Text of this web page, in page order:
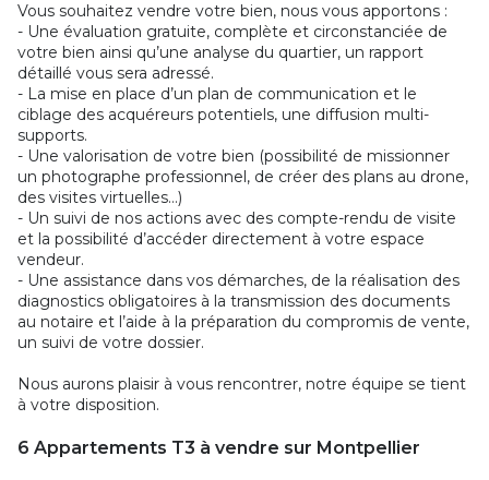
Vous souhaitez vendre votre bien, nous vous apportons :
- Une évaluation gratuite, complète et circonstanciée de
votre bien ainsi qu’une analyse du quartier, un rapport
détaillé vous sera adressé.
- La mise en place d’un plan de communication et le
ciblage des acquéreurs potentiels, une diffusion multi-
supports.
- Une valorisation de votre bien (possibilité de missionner
un photographe professionnel, de créer des plans au drone,
des visites virtuelles…)
- Un suivi de nos actions avec des compte-rendu de visite
et la possibilité d’accéder directement à votre espace
vendeur.
- Une assistance dans vos démarches, de la réalisation des
diagnostics obligatoires à la transmission des documents
au notaire et l’aide à la préparation du compromis de vente,
un suivi de votre dossier.
Nous aurons plaisir à vous rencontrer, notre équipe se tient
à votre disposition.
6 Appartements T3 à vendre sur Montpellier